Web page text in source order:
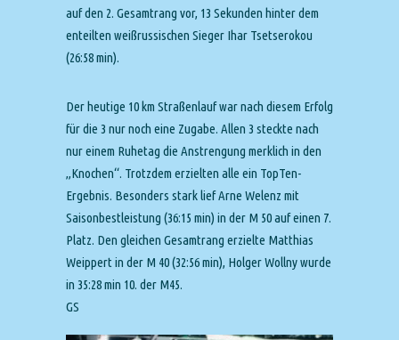
auf den 2. Gesamtrang vor, 13 Sekunden hinter dem
enteilten weißrussischen Sieger Ihar Tsetserokou
(26:58 min).
Der heutige 10 km Straßenlauf war nach diesem Erfolg
für die 3 nur noch eine Zugabe. Allen 3 steckte nach
nur einem Ruhetag die Anstrengung merklich in den
„Knochen“. Trotzdem erzielten alle ein TopTen-
Ergebnis. Besonders stark lief Arne Welenz mit
Saisonbestleistung (36:15 min) in der M 50 auf einen 7.
Platz. Den gleichen Gesamtrang erzielte Matthias
Weippert in der M 40 (32:56 min), Holger Wollny wurde
in 35:28 min 10. der M45.
GS